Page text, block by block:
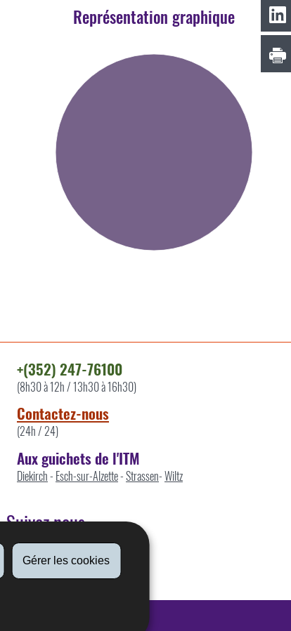
Gérer les cookies
Représentation graphique
+(352) 247-76100
(8h30 à 12h / 13h30 à 16h30)
Contactez-nous
(24h / 24)
Aux guichets de l'ITM
Diekirch- Esch-sur-Alzette-Strassen-Wiltz
Suivez nous
Linkedin